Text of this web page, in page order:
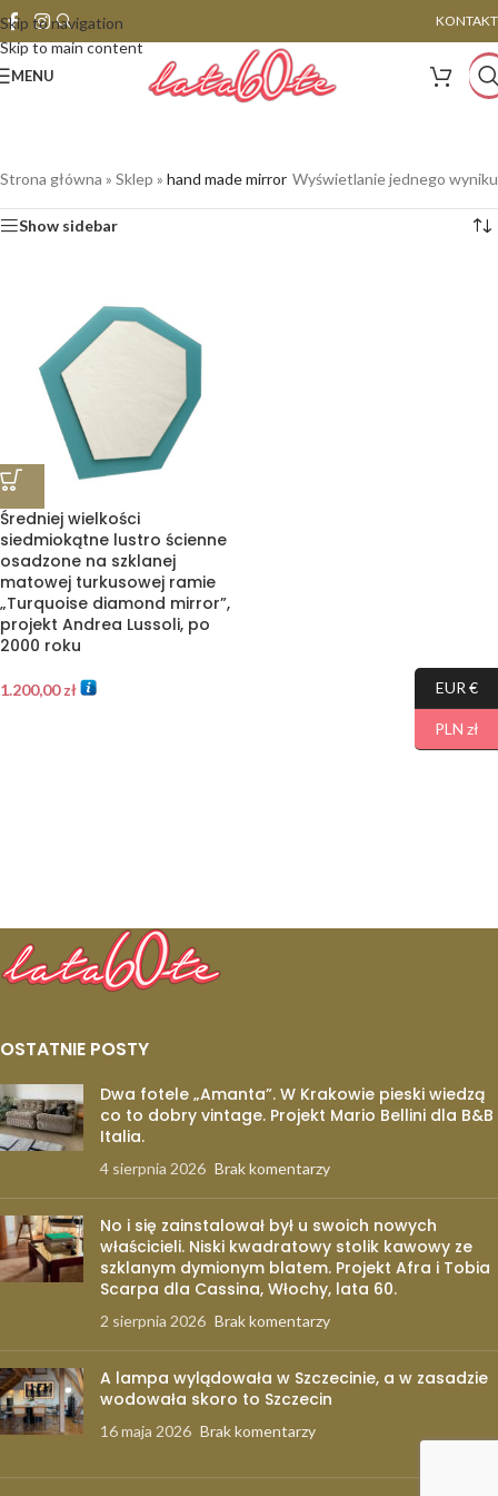
Skip to navigation
Skip to main content
KONTAKT
MENU
Strona główna » Sklep » hand made mirror Wyświetlanie jednego wyniku
Show sidebar
Średniej wielkości
siedmiokątne lustro ścienne
osadzone na szklanej
matowej turkusowej ramie
„Turquoise diamond mirror”,
projekt Andrea Lussoli, po
2000 roku
1.200,00zł
OSTATNIE POSTY
Dwa fotele „Amanta”. W Krakowie pieski wiedzą
co to dobry vintage. Projekt Mario Bellini dla B&B
Italia.
4 sierpnia 2026 Brak komentarzy
No i się zainstalował był u swoich nowych
właścicieli. Niski kwadratowy stolik kawowy ze
szklanym dymionym blatem. Projekt Afra i Tobia
Scarpa dla Cassina, Włochy, lata 60.
2 sierpnia 2026 Brak komentarzy
A lampa wylądowała w Szczecinie, a w zasadzie
wodowała skoro to Szczecin
16 maja 2026 Brak komentarzy
EUR €
PLN zł